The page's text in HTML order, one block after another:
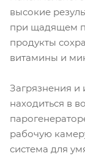
высокие
при щадящем
продукты
витамины и
Загрязнения и
находиться в
рабочую
система для